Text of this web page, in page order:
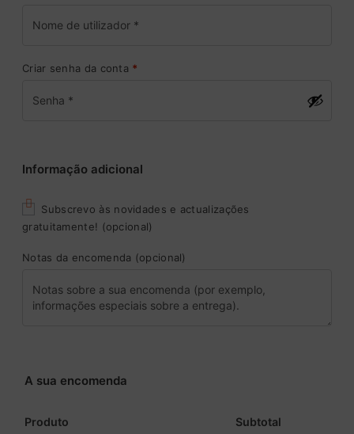
Criar senha da conta *
Informação adicional
Subscrevo às novidades e actualizações
gratuitamente! (opcional)
Notas da encomenda (opcional)
A sua encomenda
Produto Subtotal